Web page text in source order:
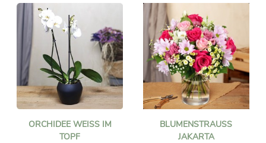
ORCHIDEE WEISS IM T
OPF
BLUMENSTRAUSS J
AKARTA